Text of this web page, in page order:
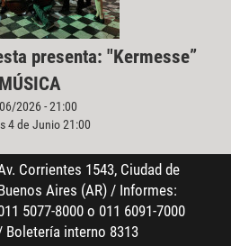
presenta: "Kermesse”
MÚSICA
2026 - 21:00
4 de Junio 21:00
Corrientes 1543, Ciudad de
Aires (AR) / Informes:
5077-8000 o 011 6091-7000
Boletería interno 8313